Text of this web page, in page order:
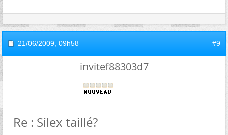
21/06/2009, 09h58 #9
invitef88303d7
Re : Silex taillé?